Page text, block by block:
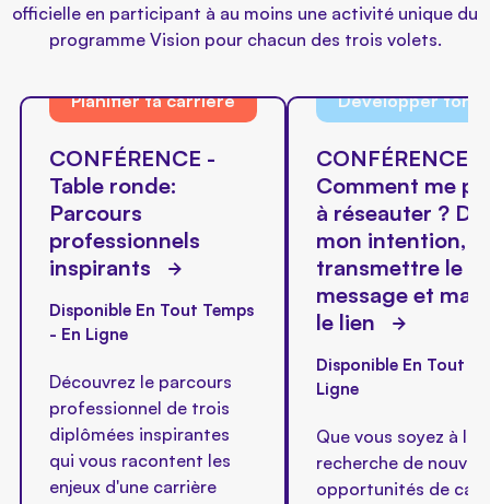
officielle en participant à au moins une activité unique du
programme Vision pour chacun des trois volets.
Planifier ta carrière
CONFÉRENCE -
Table ronde:
Parcours
professionnels
inspirants
Disponible En Tout Temps
- En Ligne
Découvrez le parcours
professionnel de trois
diplômées inspirantes
qui vous racontent les
enjeux d'une carrière
Développer ton
CONFÉRENCE -
Comment me
à réseauter ?
mon intention,
transmettre le
message et
le lien
Disponible En Tout
Ligne
Que vous soyez à la
recherche de
opportunités de